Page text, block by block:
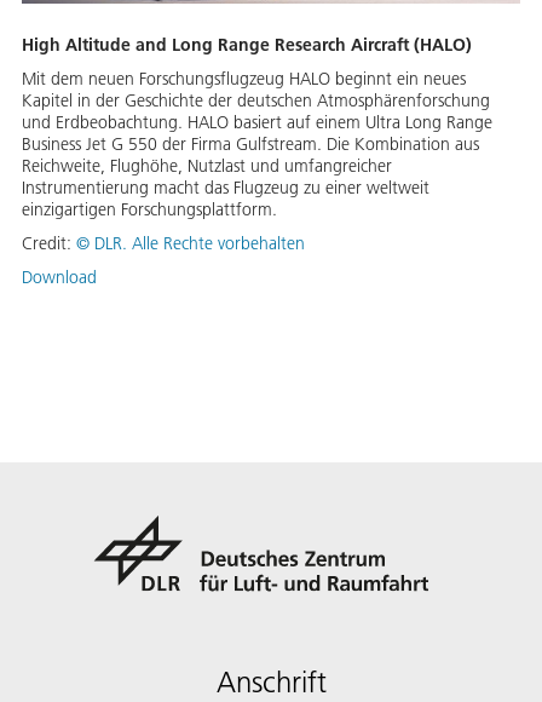
High Altitude and Long Range Research Aircraft (HALO)
Mit dem neuen Forschungsflugzeug HALO beginnt ein neues
Kapitel in der Geschichte der deutschen Atmosphärenforschung
und Erdbeobachtung. HALO basiert auf einem Ultra Long Range
Business Jet G 550 der Firma Gulfstream. Die Kombination aus
Reichweite, Flughöhe, Nutzlast und umfangreicher
Instrumentierung macht das Flugzeug zu einer weltweit
einzigartigen Forschungsplattform.
Credit: © DLR. Alle Rechte vorbehalten
Download
Anschrift